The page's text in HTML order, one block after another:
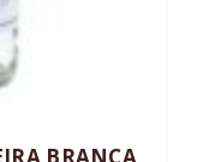
BRANCA